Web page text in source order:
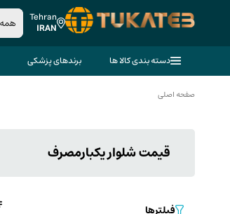
Tehran
IRAN
دسته بندی کالا ها برندهای پزشکی
صفحه اصلی
قیمت شلوار یکبارمصرف
فیلترها